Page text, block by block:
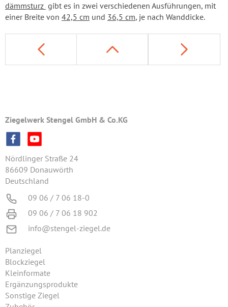
dämm­sturz gibt es in zwei ver­schie­de­nen Aus­füh­run­gen, mit
einer Brei­te von 42,5 cm und 36,5 cm, je nach Wand­di­cke.
Ziegelwerk Stengel GmbH & Co.KG
Nördlinger Straße 24
86609 Donauwörth
Deutschland
09 06 / 7 06 18-0
09 06 / 7 06 18 902
info@stengel-ziegel.de
Planziegel
Blockziegel
Kleinformate
Ergänzungsprodukte
Sonstige Ziegel